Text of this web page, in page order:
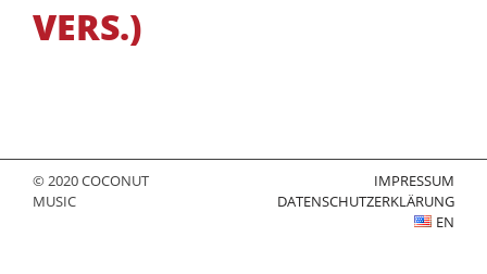
VERS.)
© 2020 COCONUT
MUSIC
IMPRESSUM
DATENSCHUTZERKLÄRUNG
EN